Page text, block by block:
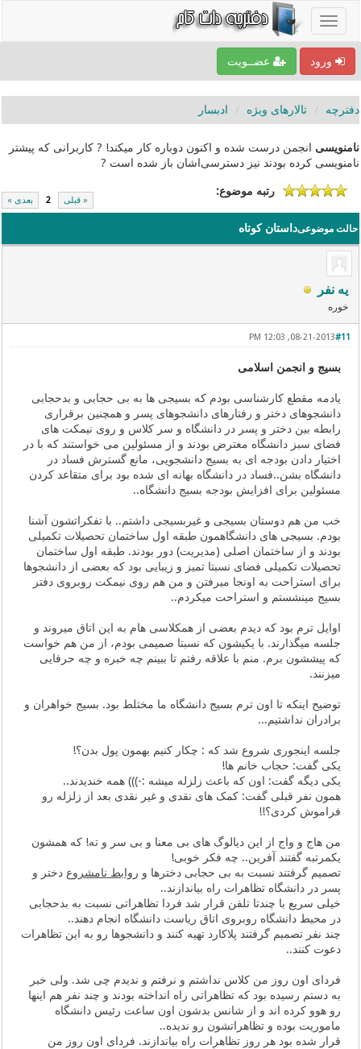
ورود عضــویت
دفترچه تالارهای ویژه ادبسار
نامنویسی انجمن درست شده و اکنون دوباره کار میکند! ? کاربرانی که پیشتر
نامنویسی کرده بودند نیز دسترسی‌اشان باز شده است ?
« قبلی 2 بعدی »
رتبه موضوع:
حالت موضوعیداستان کوتاه
یه نفر
خوره
#11
08-21-2013, 12:03 PM
بسیج و انجمن اسلامی
یادمه مقطع کارشناسی بودم که بسیجی ها به بی حجابی و بدحجابی
دانشجوهای دختر و رفتارهای دانشجوهای پسر و همچنین برقراری
رابطه بین دختر و پسر در دانشگاه و سر کلاس و روی نیمکت های
فضای سبز دانشگاه معترض بودند و از مسئولین می خواستند که با در
اختیار دادن بودجه ای به بسیج دانشجویی، مانع گسترش فساد در
دانشگاه بشن..فساد در دانشگاه بهانه ای شده بود برای متقاعد کردن
مسئولین برای افزایش بودجه بسیج دانشگاه..
خب من هم دوستان بسیجی و غیربسیجی داشتم.. با تفکراتشون آشنا
بودم. بسیجی های دانشگاهمون طبقه اول ساختمان تحصیلات تکمیلی
بودند و از ساختمان اصلی (مدیریت) دور بودند. طبقه اول ساختمان
تحصیلات تکمیلی فضای نسبتا تمیز و زیبایی بود که بعضی از دانشجوها
برای استراحت به اونجا میرفتن و من هم روی نیمکت روبروی دفتر
بسیج مینشستم و استراحت میکردم..
اوایل ترم بود که دیدم بعضی از همکلاسی هام به این اتاق میروند و
جلسه میگذارند. با یکیشون که نسبتا صمیمی بودم، از من هم خواست
که پیششون برم. منم با علاقه رفتم تا ببینم چه خبره و چه حرفایی
میزنند.
توضیح اینکه تا اون ترم بسیج دانشگاه ما مختلط بود. بسیج خواهران و
برادران نداشتیم...
جلسه اینجوری شروع شد که : چکار کنیم بهمون پول بدن؟!
یکی گفت: حجاب خانم ها!
یکی دیگه گفت: اون که باعث زلزله میشه :-))) همه خندیدند..
همون نفر قبلی گفت: کمک های نقدی و غیر نقدی بعد از زلزله رو
فراموش کردی؟!!
من هاج و واج از این دیالوگ های بی معنا و بی سر و ته! که همشون
یکمرتبه گفتند آفرین.. چه فکر خوبی!
تصمیم گرفتند نسبت به بی حجابی دخترها و روابط نامشروع دختر و
پسر در دانشگاه تظاهرات راه بیاندازند..
خیلی سریع با چندتا تلفن قرار شد فردا تظاهراتی نسبت به بدحجابی
در محیط دانشگاه روبروی اتاق ریاست دانشگاه انجام دهند..
چند نفر تصمیم گرفتند پلاکارد تهیه کنند و دانشجوها رو به این تظاهرات
دعوت کنند..
فردای اون روز من کلاس نداشتم و نرفتم و ندیدم چی شد. ولی خبر
به دستم رسیده بود که تظاهراتی راه انداخته بودند و چند نفر هم اینها
رو هوو کرده اند و از شانس بدشون اون ساعت رئیس دانشگاه
ماموریت بوده و تظاهراتشون رو ندیده..
قرار شده بود هر روز تظاهرات راه بیاندازند. فردای اون روز من